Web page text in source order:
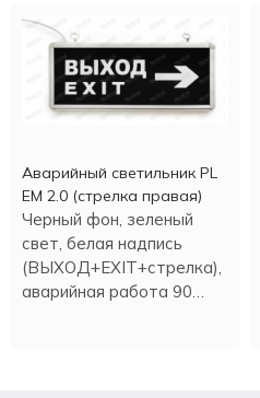
Аварийный светильник PL
EM 2.0 (стрелка правая)
Черный фон, зеленый
свет, белая надпись
(ВЫХОД+EXIT+стрелка),
аварийная работа 90